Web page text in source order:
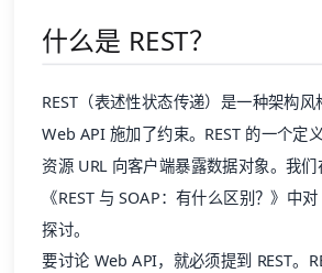
什么是 REST？
REST（表述性状态传递）是一种架构
Web API 施加了约束。REST 的一个定
资源 URL 向客户端暴露数据对象。我
《REST 与 SOAP：有什么区别？》中
探讨。
要讨论 Web API，就必须提到 REST。